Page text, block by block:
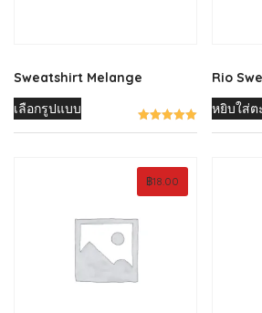
Sweatshirt Melange
เลือกรูปแบบ
product
The
options
may
be
Rio
หยิบใส่ต
฿18.00